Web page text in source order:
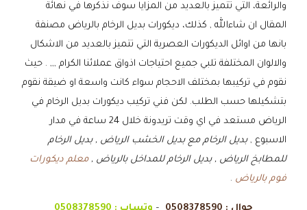
والرائعة، التي تتميز بالعديد من المزايا سوف نذكرها في نهائة
المقال ان شاءالله , كذلك، ديكورات بديل الرخام بالرياض مصنفة
بانها من اوائل الديكورات العصرية التي تتميز بالعديد من الاشكال
والالوان المختلفة تلبي جميع احتياجات اذواق عملائنا الكرام ,,, . حيث
نقوم في تركيبها بمختلف الاحجام سواء كانت واسعة او ضيقة نقوم
بتشكيلها حسب الطلب. لكن فني تركيب ديكورات بديل الرخام في
الرياض مستعد في اي وقت تريدونة خلال 24 ساعة في مدار
الاسبوع ,بديل الرخام مع بديل الخشب الرياض , بديل الرخام
للمطابخ الرياض , بديل الرخام للمداخل بالرياض ,معلم ديكورات
فوم بالرياض .